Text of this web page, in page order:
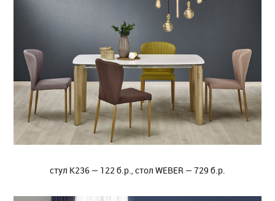
стул K236 — 122 б.р., стол WEBER — 729 б.р.